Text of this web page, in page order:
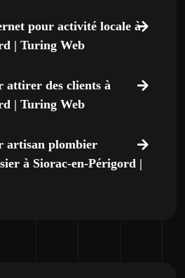
pour activité locale à
| Turing Web
attirer des clients à
| Turing Web
artisan plombier
à Siorac-en-Périgord |